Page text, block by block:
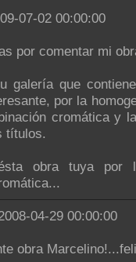
07-02 00:00:00
por comentar mi
galería que
por la
cromática y
títulos.
obra tuya por
04-29 00:00:00
obra